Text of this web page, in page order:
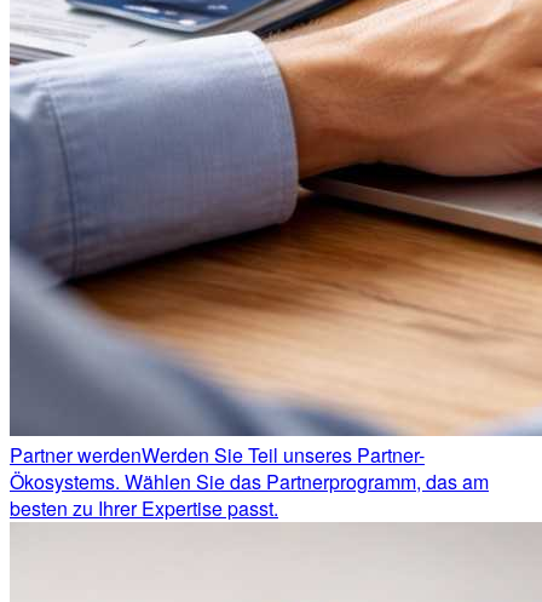
Partner werdenWerden Sie Teil unseres Partner-
Ökosystems. Wählen Sie das Partnerprogramm, das am
besten zu Ihrer Expertise passt.